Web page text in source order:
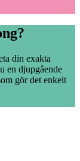
din exakta
en djupgående
gör det enkelt